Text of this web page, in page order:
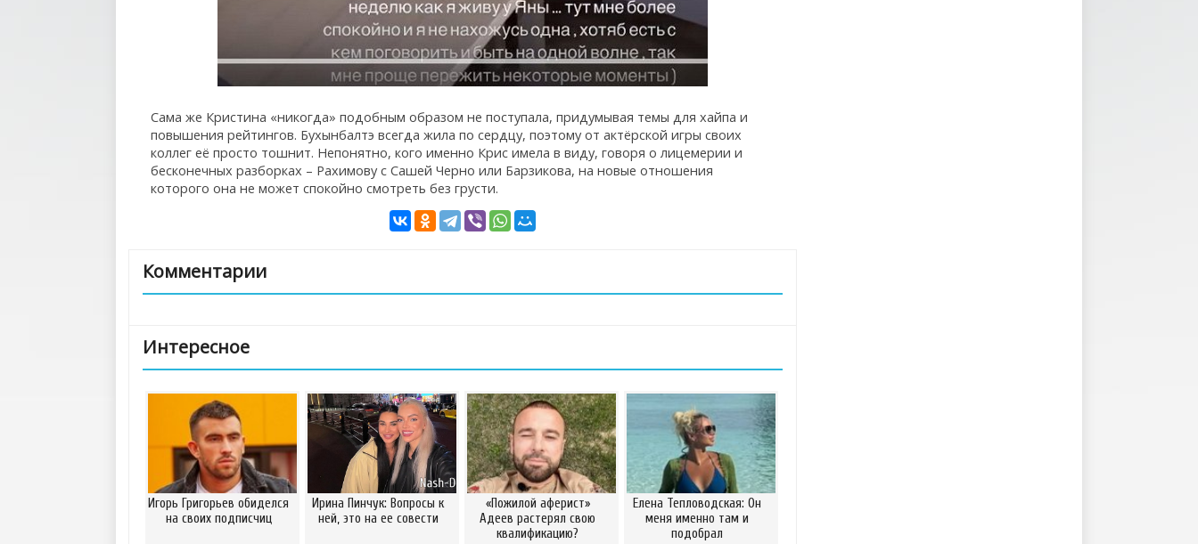
Сама же Кристина «никогда» подобным образом не поступала, придумывая темы для хайпа и
повышения рейтингов. Бухынбалтэ всегда жила по сердцу, поэтому от актёрской игры своих
коллег её просто тошнит. Непонятно, кого именно Крис имела в виду, говоря о лицемерии и
бесконечных разборках – Рахимову с Сашей Черно или Барзикова, на новые отношения
которого она не может спокойно смотреть без грусти.
Комментарии
Интересное
Игорь Григорьев обиделся
на своих подписчиц
Ирина Пинчук: Вопросы к
ней, это на ее совести
«Пожилой аферист»
Адеев растерял свою
квалификацию?
Елена Тепловодская: Он
меня именно там и
подобрал